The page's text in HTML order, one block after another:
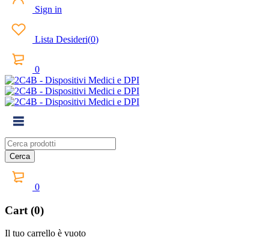
Sign in
Lista Desideri(0)
0
0
Cart (0)
Il tuo carrello è vuoto